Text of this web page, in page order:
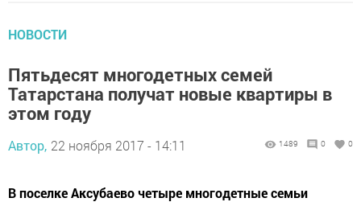
НОВОСТИ
Пятьдесят многодетных семей
Татарстана получат новые квартиры в
этом году
Автор, 22 ноября 2017 - 14:11 1489 0 0
В поселке Аксубаево четыре многодетные семьи